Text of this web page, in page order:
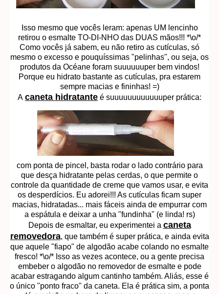
Isso mesmo que vocês leram: apenas UM lencinho
retirou o esmalte TO-DI-NHO das DUAS mãos!!! *\o/*
Como vocês já sabem, eu não retiro as cutículas, só
mesmo o excesso e pouquíssimas "pelinhas", ou seja, os
produtos da Océane foram suuuuuuper bem vindos!
Porque eu hidrato bastante as cutículas, pra estarem
sempre macias e fininhas! =)
A caneta hidratante é suuuuuuuuuuuuper prática:
com ponta de pincel, basta rodar o lado contrário para
que desça hidratante pelas cerdas, o que permite o
controle da quantidade de creme que vamos usar, e evita
os desperdícios. Eu adorei!!! As cutículas ficam super
macias, hidratadas... mais fáceis ainda de empurrar com
a espátula e deixar a unha "fundinha" (e linda! rs)
Depois de esmaltar, eu experimentei a caneta
removedora, que também é super prática, e ainda evita
que aquele "fiapo" de algodão acabe colando no esmalte
fresco! *\o/* Isso as vezes acontece, ou a gente precisa
embeber o algodão no removedor de esmalte e pode
acabar estragando algum cantinho também. Aliás, esse é
o único "ponto fraco" da caneta. Ela é prática sim, a ponta